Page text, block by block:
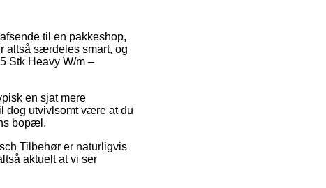
til en pakkeshop,
altså særdeles smart, og
Stk Heavy W/m –
en sjat mere
dog utvivlsomt være at du
bopæl.
Tilbehør er naturligvis
aktuelt at vi ser